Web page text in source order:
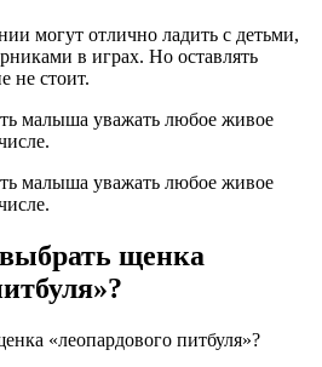
могут отлично ладить с детьми,
в играх. Но оставлять
не стоит.
малыша уважать любое живое
малыша уважать любое живое
щенка
«леопардового питбуля»?